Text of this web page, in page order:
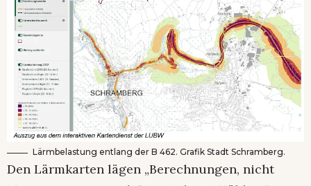
Lärmbelastung entlang der B 462. Grafik Stadt Schramberg.
Den Lärmkarten lägen „Berechnungen, nicht